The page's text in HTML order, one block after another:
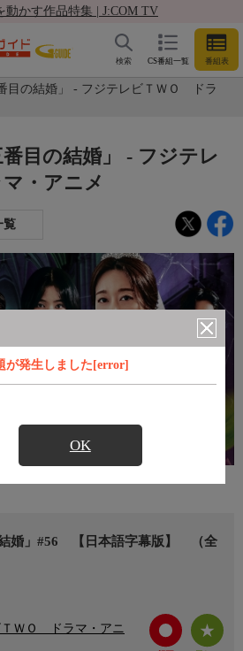
動かす作品特集 | J:COM TV
CS番組一覧 番組表
検索
目の結婚」 - フジテレビＴＷＯ ドラ
が発生しました[error]
OK
目の結婚」 - フジテレ
・アニメ
覧
婚」#56 【日本語字幕版】 （全
ＴＷＯ ドラマ・アニ